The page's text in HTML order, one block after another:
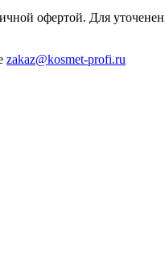
офертой. Для
zakaz@kosmet-profi.ru